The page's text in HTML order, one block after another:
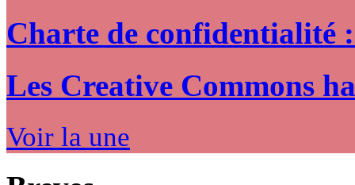
Charte de confidentialité
Les Creative Commons
Voir la une